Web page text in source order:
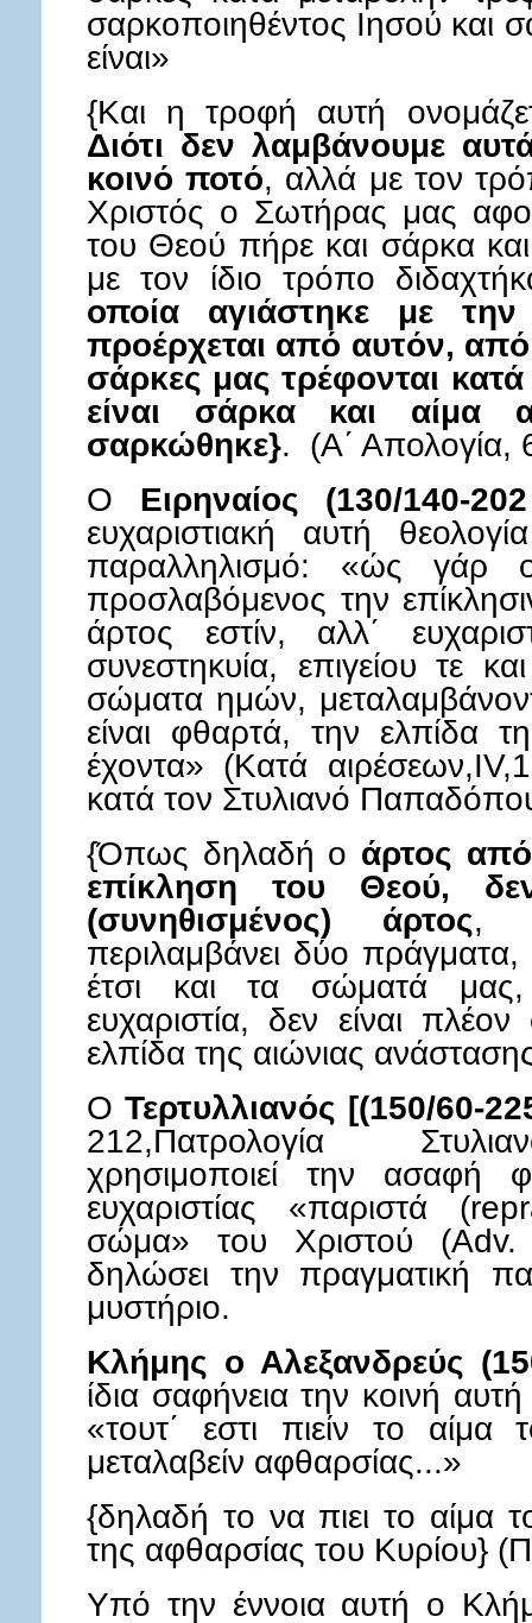
σαρκοποιηθέντος Ιησού και
είναι»
{Και η τροφή αυτή
Διότι δεν λαμβάνουμε
κοινό ποτό, αλλά με τον
Χριστός ο Σωτήρας μας
του Θεού πήρε και σάρκα
με τον ίδιο τρόπο
οποία αγιάστηκε με
προέρχεται από αυτόν, από
σάρκες μας τρέφονται
είναι σάρκα και αίμα
σαρκώθηκε}. (Α΄ Απολογία,
Ο Ειρηναίος (130/140-
ευχαριστιακή αυτή
παραλληλισμό: «ώς
προσλαβόμενος την
άρτος εστίν, αλλ΄
συνεστηκυία, επιγείου τε
σώματα ημών,
είναι φθαρτά, την ελπίδα
έχοντα» (Κατά
κατά τον Στυλιανό
{Όπως δηλαδή ο άρτος
επίκληση του Θεού,
(συνηθισμένος) άρτος,
περιλαμβάνει δύο πράγματα,
έτσι και τα σώματά
ευχαριστία, δεν είναι
ελπίδα της αιώνιας
ΟΤερτυλλιανός [(150/60-
212,Πατρολογία
χρησιμοποιεί την
ευχαριστίας «παριστά
σώμα» του Χριστού (Adv.
δηλώσει την πραγματική
μυστήριο.
Κλήμης ο Αλεξανδρεύς
ίδια σαφήνεια την κοινή
«τουτ΄ εστι πιείν το
μεταλαβείν αφθαρσίας...»
{δηλαδή το να πιει το αίμα
της αφθαρσίας του Κυρίου}
Υπό την έννοια αυτή ο